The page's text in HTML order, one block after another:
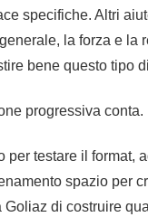
specifiche. Altri
la forza e la
bene questo tipo
progressiva conta.
per testare il format,
spazio per
Goliaz di costruire